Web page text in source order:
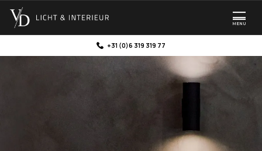
MENU
+31 (0)6 319 319 77